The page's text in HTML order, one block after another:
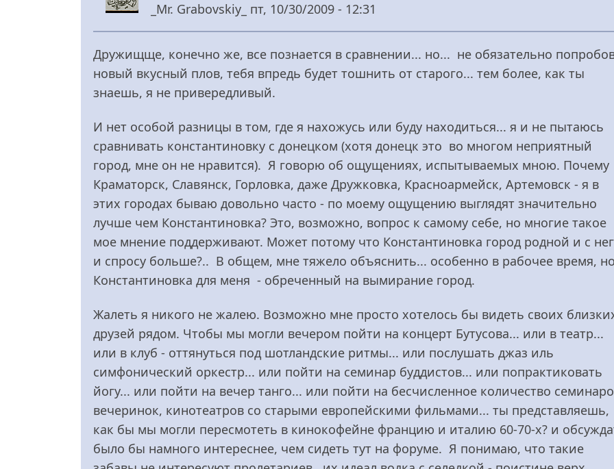
_Mr. Grabovskiy_ пт, 10/30/2009 - 12:31
У
до
о
ты
подрос,
дружищще...
від
rezon
Дружищще, конечно же, все познается в сравнении... но... не обязательно
новый вкусный плов, тебя впредь будет тошнить от старого... тем более, как ты
знаешь, я не привередливый.
И нет особой разницы в том, где я нахожусь или буду находиться... я и не пытаюсь
сравнивать константиновку с донецком (хотя донецк это во многом неприятный
город, мне он не нравится). Я говорю об ощущениях, испытываемых мною. Почему
Краматорск, Славянск, Горловка, даже Дружковка, Красноармейск, Артемовск - я в
этих городах бываю довольно часто - по моему ощущению выглядят значительно
лучше чем Константиновка? Это, возможно, вопрос к самому себе, но многие такое
мое мнение поддерживают. Может потому что Константиновка город родной и с
и спросу больше?.. В общем, мне тяжело объяснить... особенно в рабочее время,
Константиновка для меня - обреченный на вымирание город.
Жалеть я никого не жалею. Возможно мне просто хотелось бы видеть своих
друзей рядом. Чтобы мы могли вечером пойти на концерт Бутусова... или в театр...
или в клуб - оттянуться под шотландские ритмы... или послушать джаз иль
симфонический оркестр... или пойти на семинар буддистов... или попрактиковать
йогу... или пойти на вечер танго... или пойти на бесчисленное количество
вечеринок, кинотеатров со старыми европейскими фильмами... ты представляешь,
как бы мы могли пересмотеть в кинокофейне францию и италию 60-70-х? и
было бы намного интереснее, чем сидеть тут на форуме. Я понимаю, что такие